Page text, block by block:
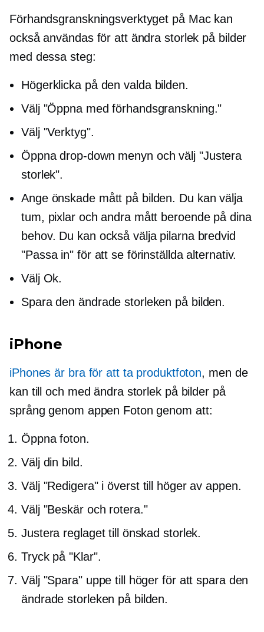
Förhandsgranskningsverktyget på Mac kan
också användas för att ändra storlek på bilder
med dessa steg:
Högerklickapå den valda bilden.
Välj "Öppna med förhandsgranskning."
Välj "Verktyg".
Öppnadrop-down menyn och välj "Justera
storlek".
Ange önskade mått på bilden. Du kan välja
tum, pixlar och andra mått beroende på dina
behov. Du kan också välja pilarna bredvid
"Passa in" för att se förinställda alternativ.
Välj Ok.
Spara den ändrade storleken på bilden.
iPhone
iPhones är bra för att ta produktfoton, men de
kan till och med ändra storlek på bilder på
språng genom appen Foton genom att:
Öppna foton.
Välj din bild.
Välj "Redigera" iöverst till högerav appen.
Välj "Beskär och rotera."
Justera reglaget till önskad storlek.
Tryck på "Klar".
Välj "Spara" uppe till höger för att spara den
ändrade storleken på bilden.